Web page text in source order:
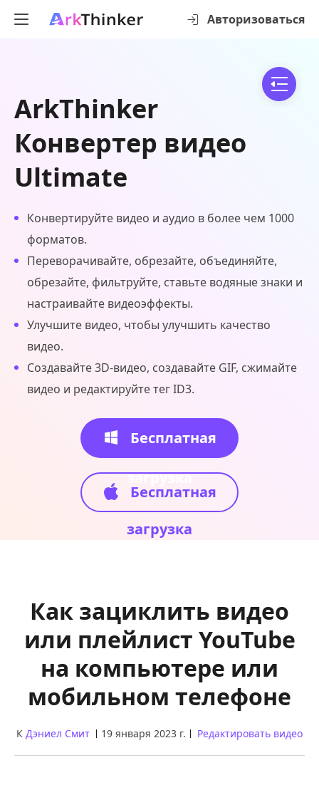
Авторизоваться
ArkThinker
Конвертер видео
Ultimate
Конвертируйте видео и аудио в более чем 1000
форматов.
Переворачивайте, обрезайте, объединяйте,
обрезайте, фильтруйте, ставьте водяные знаки и
настраивайте видеоэффекты.
Улучшите видео, чтобы улучшить качество
видео.
Создавайте 3D-видео, создавайте GIF, сжимайте
видео и редактируйте тег ID3.
Бесплатная
загрузка
Бесплатная
загрузка
Как зациклить видео
или плейлист YouTube
на компьютере или
мобильном телефоне
К Дэниел Смит 19 января 2023 г. Редактировать видео